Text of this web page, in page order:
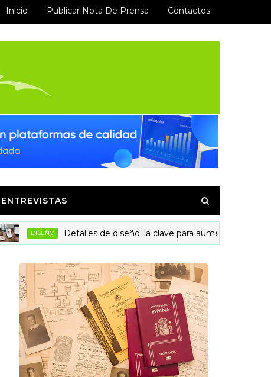
Inicio Publicar Nota De Prensa Contactos
ENTREVISTAS
DISEÑO Detalles de diseño: la clave para aumentar la confianza y